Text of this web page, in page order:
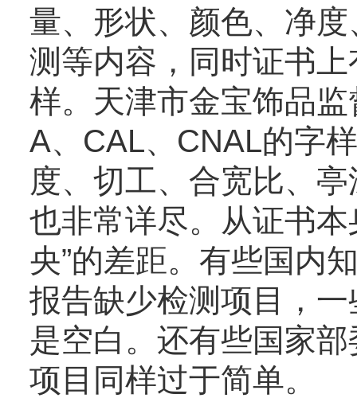
量、形状、颜色、净
测等内容，同时证书
样。天津市金宝饰品
A、CAL、CNAL的字
度、切工、合宽比、
也非常详尽。从证书本
央”的差距。有些国内
报告缺少检测项目，
是空白。还有些国家
项目同样过于简单。